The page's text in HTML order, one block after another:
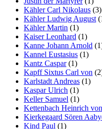
Kähler Carl Nikolaus (3)
Kähler Ludwig August
Kähler Martin (1)
Kaiser Leonhard (1)
Kanne Johann Arnold
Kannel Eustasius (1)
Kantz Caspar(1)
Kapff Sixtus Carl von
Karlstadt Andreas (1)
Kaspar Ulrich (1)
Keller Samuel (1)
Kettenbach Heinrich von
Kierkegaard Sören
Kind Paul (1)